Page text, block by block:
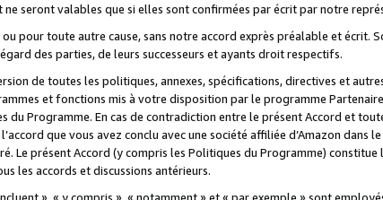
seront valables que si elles sont confirmées par écrit par notre
pour toute autre cause, sans notre accord exprès préalable et écrit.
des parties, de leurs successeurs et ayants droit respectifs.
de toutes les politiques, annexes, spécifications, directives et
et fonctions mis à votre disposition par le programme
du Programme. En cas de contradiction entre le présent Accord et
que vous avez conclu avec une société affiliée d’Amazon dans
Le présent Accord (y compris les Politiques du Programme) constitue
les accords et discussions antérieurs.